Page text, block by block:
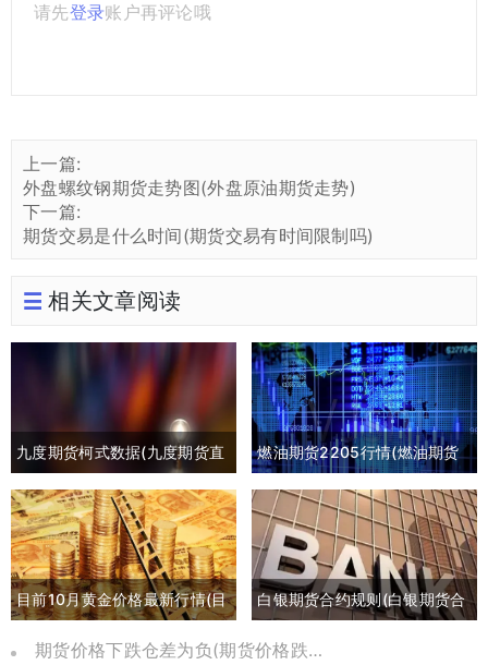
请先登录账户再评论哦
上一篇:
外盘螺纹钢期货走势图(外盘原油期货走势)
下一篇:
期货交易是什么时间(期货交易有时间限制吗)
相关文章阅读
九度期货柯式数据(九度期货直
播间)
燃油期货2205行情(燃油期货
2105最新行情)
目前10月黄金价格最新行情(目
前10月黄金价格最新行情是多
白银期货合约规则(白银期货合
约交割日期)
期货价格下跌仓差为负(期货价格跌到负数)